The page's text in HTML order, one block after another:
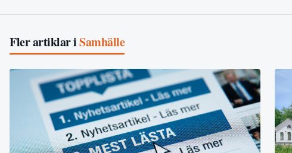
Fler artiklar iSamhälle